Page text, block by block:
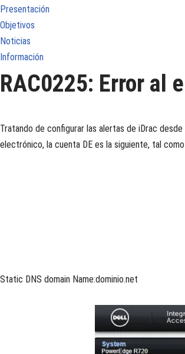
Presentación
Objetivos
Noticias
Información
RAC0225: Error al
Tratando de configurar las alertas de iDrac
electrónico, la cuenta DE es la siguiente, tal
Static DNS domain Name:dominio.net